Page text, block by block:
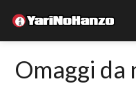
Omaggi da